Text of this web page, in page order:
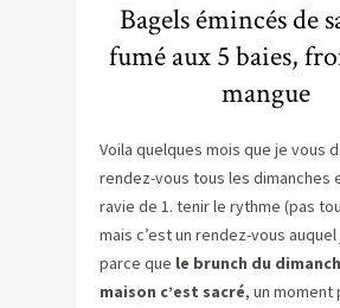
Bagels émincés de
fumé aux 5 baies,
mangue
Voila quelques mois que je vous
rendez-vous tous les dimanches
ravie de 1. tenir le rythme (pas
mais c’est un rendez-vous
parce que le brunch du
maison c’est sacré, un moment